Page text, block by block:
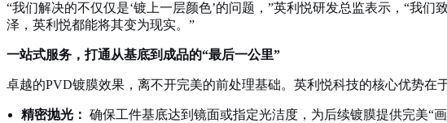
“我们解决的不仅仅是‘镀上一层颜色’的问题，”英利悦研发总监表示，“我
泽，英利悦都能将其变为现实。”
一站式服务，打通从基底到成品的“最后一公里”
卓越的PVD镀膜效果，离不开完美的前处理基础。英利悦科技的核心优势在
精密抛光： 确保工件基底达到镜面或指定光洁度，为后续镀膜提供完美“画